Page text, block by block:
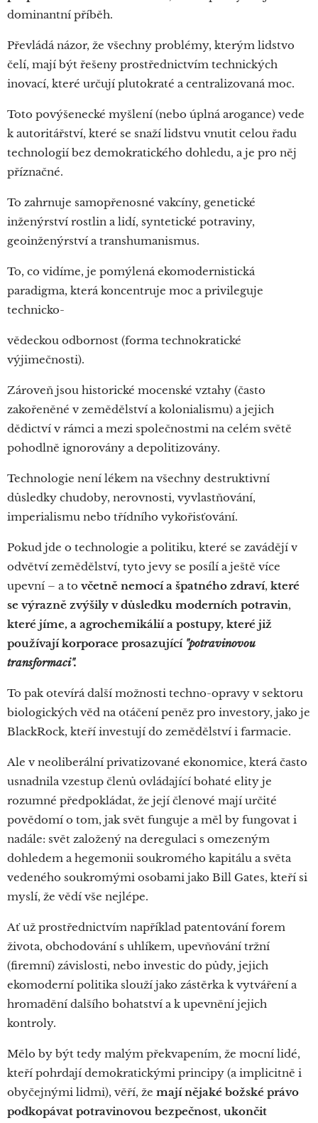
dominantní příběh.
Převládá názor, že všechny problémy, kterým lidstvo
čelí, mají být řešeny prostřednictvím technických
inovací, které určují plutokraté a centralizovaná moc.
Toto povýšenecké myšlení (nebo úplná arogance) vede
k autoritářství, které se snaží lidstvu vnutit celou řadu
technologií bez demokratického dohledu, a je pro něj
příznačné.
To zahrnuje samopřenosné vakcíny, genetické
inženýrství rostlin a lidí, syntetické potraviny,
geoinženýrství a transhumanismus.
To, co vidíme, je pomýlená ekomodernistická
paradigma, která koncentruje moc a privileguje
technicko-
vědeckou odbornost (forma technokratické
výjimečnosti).
Zároveň jsou historické mocenské vztahy (často
zakořeněné v zemědělství a kolonialismu) a jejich
dědictví v rámci a mezi společnostmi na celém světě
pohodlně ignorovány a depolitizovány.
Technologie není lékem na všechny destruktivní
důsledky chudoby, nerovnosti, vyvlastňování,
imperialismu nebo třídního vykořisťování.
Pokud jde o technologie a politiku, které se zavádějí v
odvětví zemědělství, tyto jevy se posílí a ještě více
upevní – a to včetně nemocí a špatného zdraví, které
se výrazně zvýšily v důsledku moderních potravin,
které jíme, a agrochemikálií a postupy, které již
používají korporace prosazující"potravinovou
transformaci".
To pak otevírá další možnosti techno-opravy v sektoru
biologických věd na otáčení peněz pro investory, jako je
BlackRock, kteří investují do zemědělství i farmacie.
Ale v neoliberální privatizované ekonomice, která často
usnadnila vzestup členů ovládající bohaté elity je
rozumné předpokládat, že její členové mají určité
povědomí o tom, jak svět funguje a měl by fungovat i
nadále: svět založený na deregulaci s omezeným
dohledem a hegemonii soukromého kapitálu a světa
vedeného soukromými osobami jako Bill Gates, kteří si
myslí, že vědí vše nejlépe.
Ať už prostřednictvím například patentování forem
života, obchodování s uhlíkem, upevňování tržní
(firemní) závislosti, nebo investic do půdy, jejich
ekomoderní politika slouží jako zástěrka k vytváření a
hromadění dalšího bohatství a k upevnění jejich
kontroly.
Mělo by být tedy malým překvapením, že mocní lidé,
kteří pohrdají demokratickými principy (a implicitně i
obyčejnými lidmi), věří, že mají nějaké božské právo
podkopávat potravinovou bezpečnost, ukončit